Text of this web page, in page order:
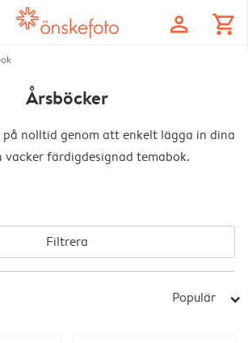
profile shopping_cart
Årsböcker
nolltid genom att enkelt lägga in dina
vacker färdigdesignad temabok.
Filtrera
Populär arrow_right